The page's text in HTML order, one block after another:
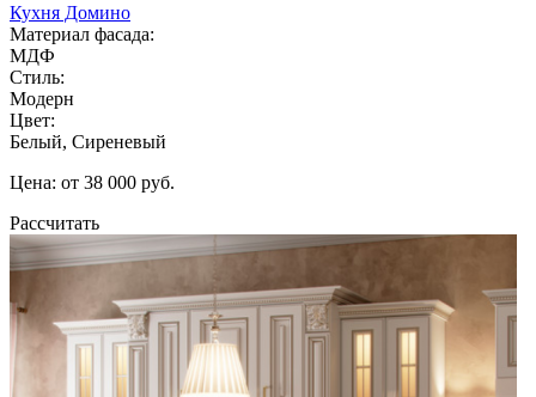
Кухня Домино
Материал фасада:
МДФ
Стиль:
Модерн
Цвет:
Белый, Сиреневый
Цена: от 38 000 руб.
Рассчитать